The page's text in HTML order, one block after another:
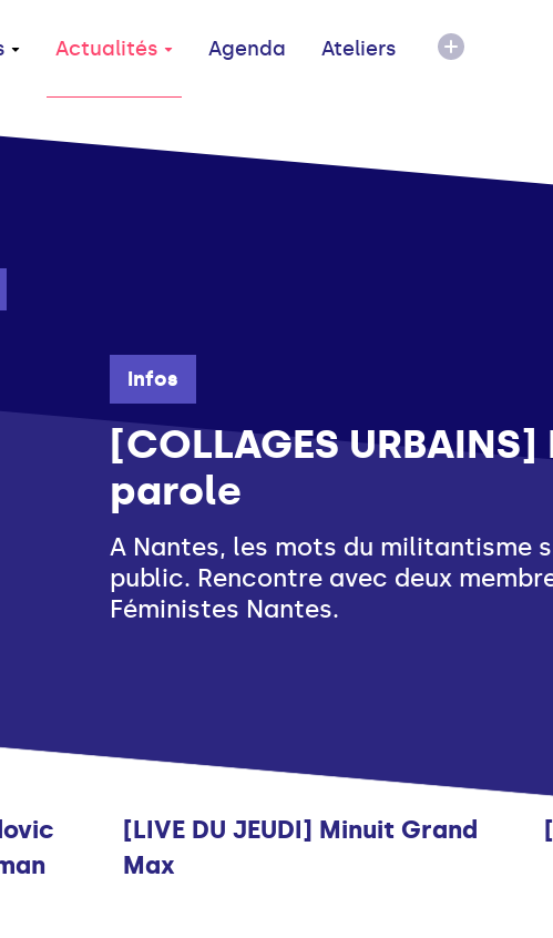
Actualités Agenda Ateliers
Infos
[COLLAGES
parole
A Nantes, les mots du militantisme
public. Rencontre avec deux
Féministes Nantes.
Musique
[LIVE DU JEUDI] Minuit Grand
Max